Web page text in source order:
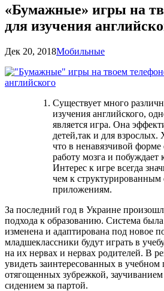
«Бумажные» игры на
для изучения
Дек 20, 2018Мобильные
Существует много
изучения английского,
является игра. Она
детей,так и для
что в ненавязчивой форме
работу мозга и побуждает
Интерес к игре всегда
чем к структурированным
приложениям.
За последний год в Украине
подхода к образованию. Система была
изменена и адаптирована под новое
младшеклассники будут играть в
на их нервах и нервах родителей. В
увидеть заинтересованных в учебном
отягощенных зубрежкой,
сидением за партой.